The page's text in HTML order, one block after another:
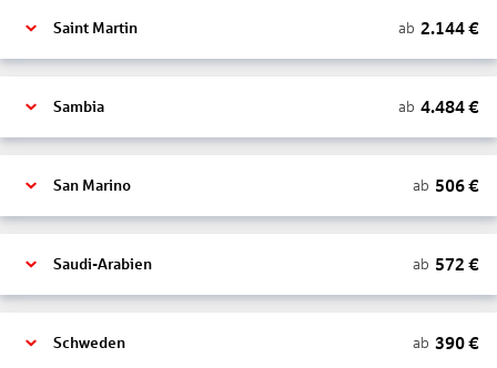
Saint Martin ab 2.144€
Sambia ab 4.484€
San Marino ab 506€
Saudi-Arabien ab 572 €
Schweden ab 390€